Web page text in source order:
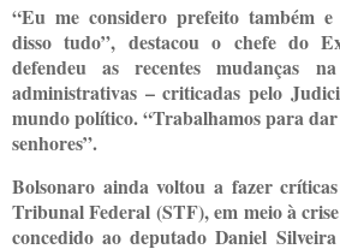
“Eu me considero prefeito também
disso tudo”, destacou o chefe do
defendeu as recentes mudanças
administrativas – criticadas pelo
mundo político. “Trabalhamos para
senhores”.
Bolsonaro ainda voltou a fazer
Tribunal Federal (STF), em meio à
concedido ao deputado Daniel